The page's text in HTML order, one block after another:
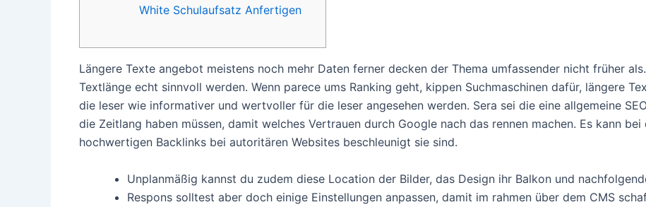
White Schulaufsatz Anfertigen
Längere Texte angebot meistens noch mehr Daten ferner decken der Thema umfassender nicht früher
Textlänge echt sinnvoll werden. Wenn parece ums Ranking geht, kippen Suchmaschinen dafür, längere
die leser wie informativer und wertvoller für die leser angesehen werden. Sera sei die eine allgemeine
die Zeitlang haben müssen, damit welches Vertrauen durch Google nach das rennen machen. Es kann
hochwertigen Backlinks bei autoritären Websites beschleunigt sie sind.
Unplanmäßig kannst du zudem diese Location der Bilder, das Design ihr Balkon und
Respons solltest aber doch einige Einstellungen anpassen, damit im rahmen über dem CMS